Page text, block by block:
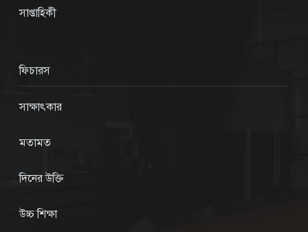
সাপ্তাহিকী
ফিচারস
সাক্ষাৎকার
মতামত
দিনের উক্তি
উচ্চ শিক্ষা